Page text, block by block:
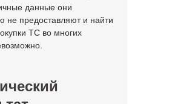
данные они
не предоставляют и найти
ТС во многих